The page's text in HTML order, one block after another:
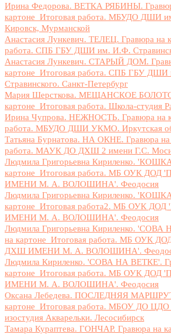
Ирина Федорова. ВЕТКА РЯБИНЫ.
картоне_Итоговая работа. МБУДО ДШИ
Кировск, Мурманской
Анастасия Лункевич. ТЕЛЕЦ. Гравюра на
работа. СПБ ГБУ ДШИ им. И.Ф.
Анастасия Лункевич. СТАРЫЙ ДОМ.
картоне_Итоговая работа. СПБ ГБУ
Стравинского. Санкт-Петербург
Мария Шерсткова. МЕЩАНСКОЕ
картоне_Итоговая работа. Школа-студия
Ирина Чупрова. НЕЖНОСТЬ. Гравюра на
работа. МБУДО ДШИ УКМО. Иркутская
Татьяна Бурнатова. НА ОКНЕ. Гравюра на
работа. МАУК ДО ДХШ 2 имени Г.С.
Людмила Григорьевна Кириленко.
картоне_Итоговая работа. МБ ОУК
ИМЕНИ М. А. ВОЛОШИНА'. Феодосия
Людмила Григорьевна Кириленко.
картоне_Итоговая работа2. МБ ОУК
ИМЕНИ М. А. ВОЛОШИНА'. Феодосия
Людмила Григорьевна Кириленко. 'СОВА
на картоне_Итоговая работа. МБ ОУК
ДХШ ИМЕНИ М. А. ВОЛОШИНА'.
Людмила Кириленко. 'СОВА НА ВЕТКЕ'.
картоне_Итоговая работа. МБ ОУК
ИМЕНИ М. А. ВОЛОШИНА'. Феодосия
Оксана Лебедева. ПОСЛЕДНЯЯ
картоне_Итоговая работа. МБОУ ДО ЦДО
изостудия Акварельки. Лесосибирск
Тамара Кураптева. ГОНЧАР. Гравюра на